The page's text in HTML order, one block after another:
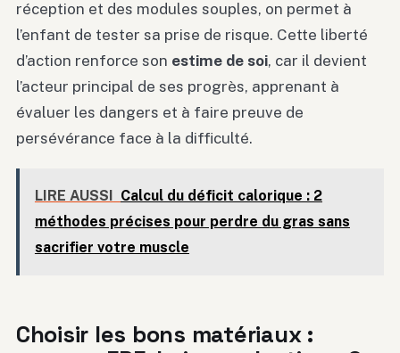
réception et des modules souples, on permet à
l’enfant de tester sa prise de risque. Cette liberté
d’action renforce son estime de soi, car il devient
l’acteur principal de ses progrès, apprenant à
évaluer les dangers et à faire preuve de
persévérance face à la difficulté.
LIRE AUSSI
Calcul du déficit calorique : 2
méthodes précises pour perdre du gras sans
sacrifier votre muscle
Choisir les bons matériaux :